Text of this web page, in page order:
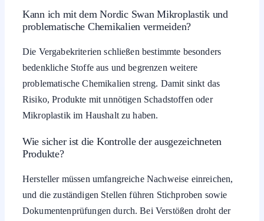
Kann ich mit dem Nordic Swan Mikroplastik und
problematische Chemikalien vermeiden?
Die Vergabekriterien schließen bestimmte besonders
bedenkliche Stoffe aus und begrenzen weitere
problematische Chemikalien streng. Damit sinkt das
Risiko, Produkte mit unnötigen Schadstoffen oder
Mikroplastik im Haushalt zu haben.
Wie sicher ist die Kontrolle der ausgezeichneten
Produkte?
Hersteller müssen umfangreiche Nachweise einreichen,
und die zuständigen Stellen führen Stichproben sowie
Dokumentenprüfungen durch. Bei Verstößen droht der